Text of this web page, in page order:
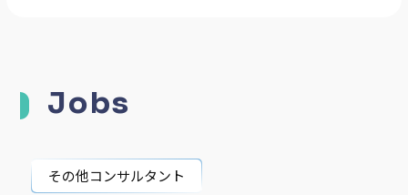
Jobs
その他コンサルタント